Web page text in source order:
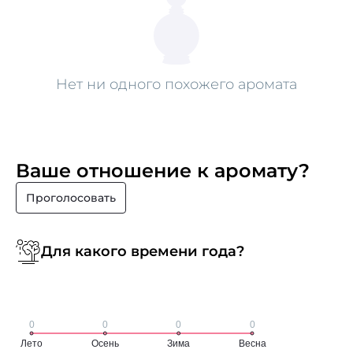
Нет ни одного похожего аромата
Ваше отношение к аромату?
Проголосовать
Для какого времени года?